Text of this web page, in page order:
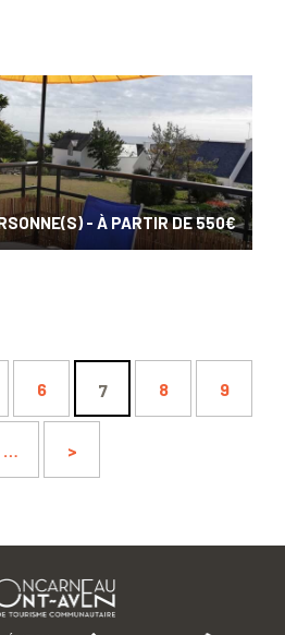
- À PARTIR DE 550€
6 7 8 9
… >